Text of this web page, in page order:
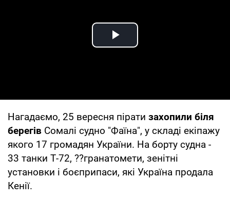
Play Video
Нагадаємо, 25 вересня пірати захопили біля
берегів Сомалі судно "Фаїна", у складі екіпажу
якого 17 громадян України. На борту судна -
33 танки Т-72, ??гранатомети, зенітні
установки і боєприпаси, які Україна продала
Кенії.